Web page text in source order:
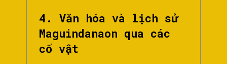
4. Văn hóa và lịch sử
Maguindanaon qua các
cổ vật